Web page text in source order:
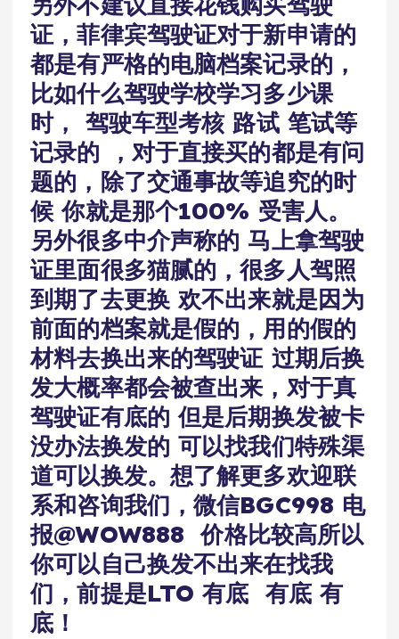
证，菲律宾驾驶证对于新申请的
都是有严格的电脑档案记录的，
比如什么驾驶学校学习多少课
时， 驾驶车型考核 路试 笔试等
记录的 ，对于直接买的都是有问
题的，除了交通事故等追究的时
候 你就是那个100% 受害人。
另外很多中介声称的 马上拿驾驶
证里面很多猫腻的，很多人驾照
到期了去更换 欢不出来就是因为
前面的档案就是假的，用的假的
材料去换出来的驾驶证 过期后换
发大概率都会被查出来，对于真
驾驶证有底的 但是后期换发被卡
没办法换发的 可以找我们特殊渠
道可以换发。想了解更多欢迎联
系和咨询我们，微信BGC998 电
报@WOW888 价格比较高所以
你可以自己换发不出来在找我
们，前提是LTO 有底 有底 有
底！